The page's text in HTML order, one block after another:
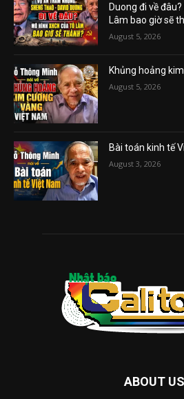
Duong đi về
Lâm bao giờ sẽ
August 5, 2026
Khủng hoảng
August 5, 2026
Bài toán kinh tế
August 3, 2026
ABOUT US